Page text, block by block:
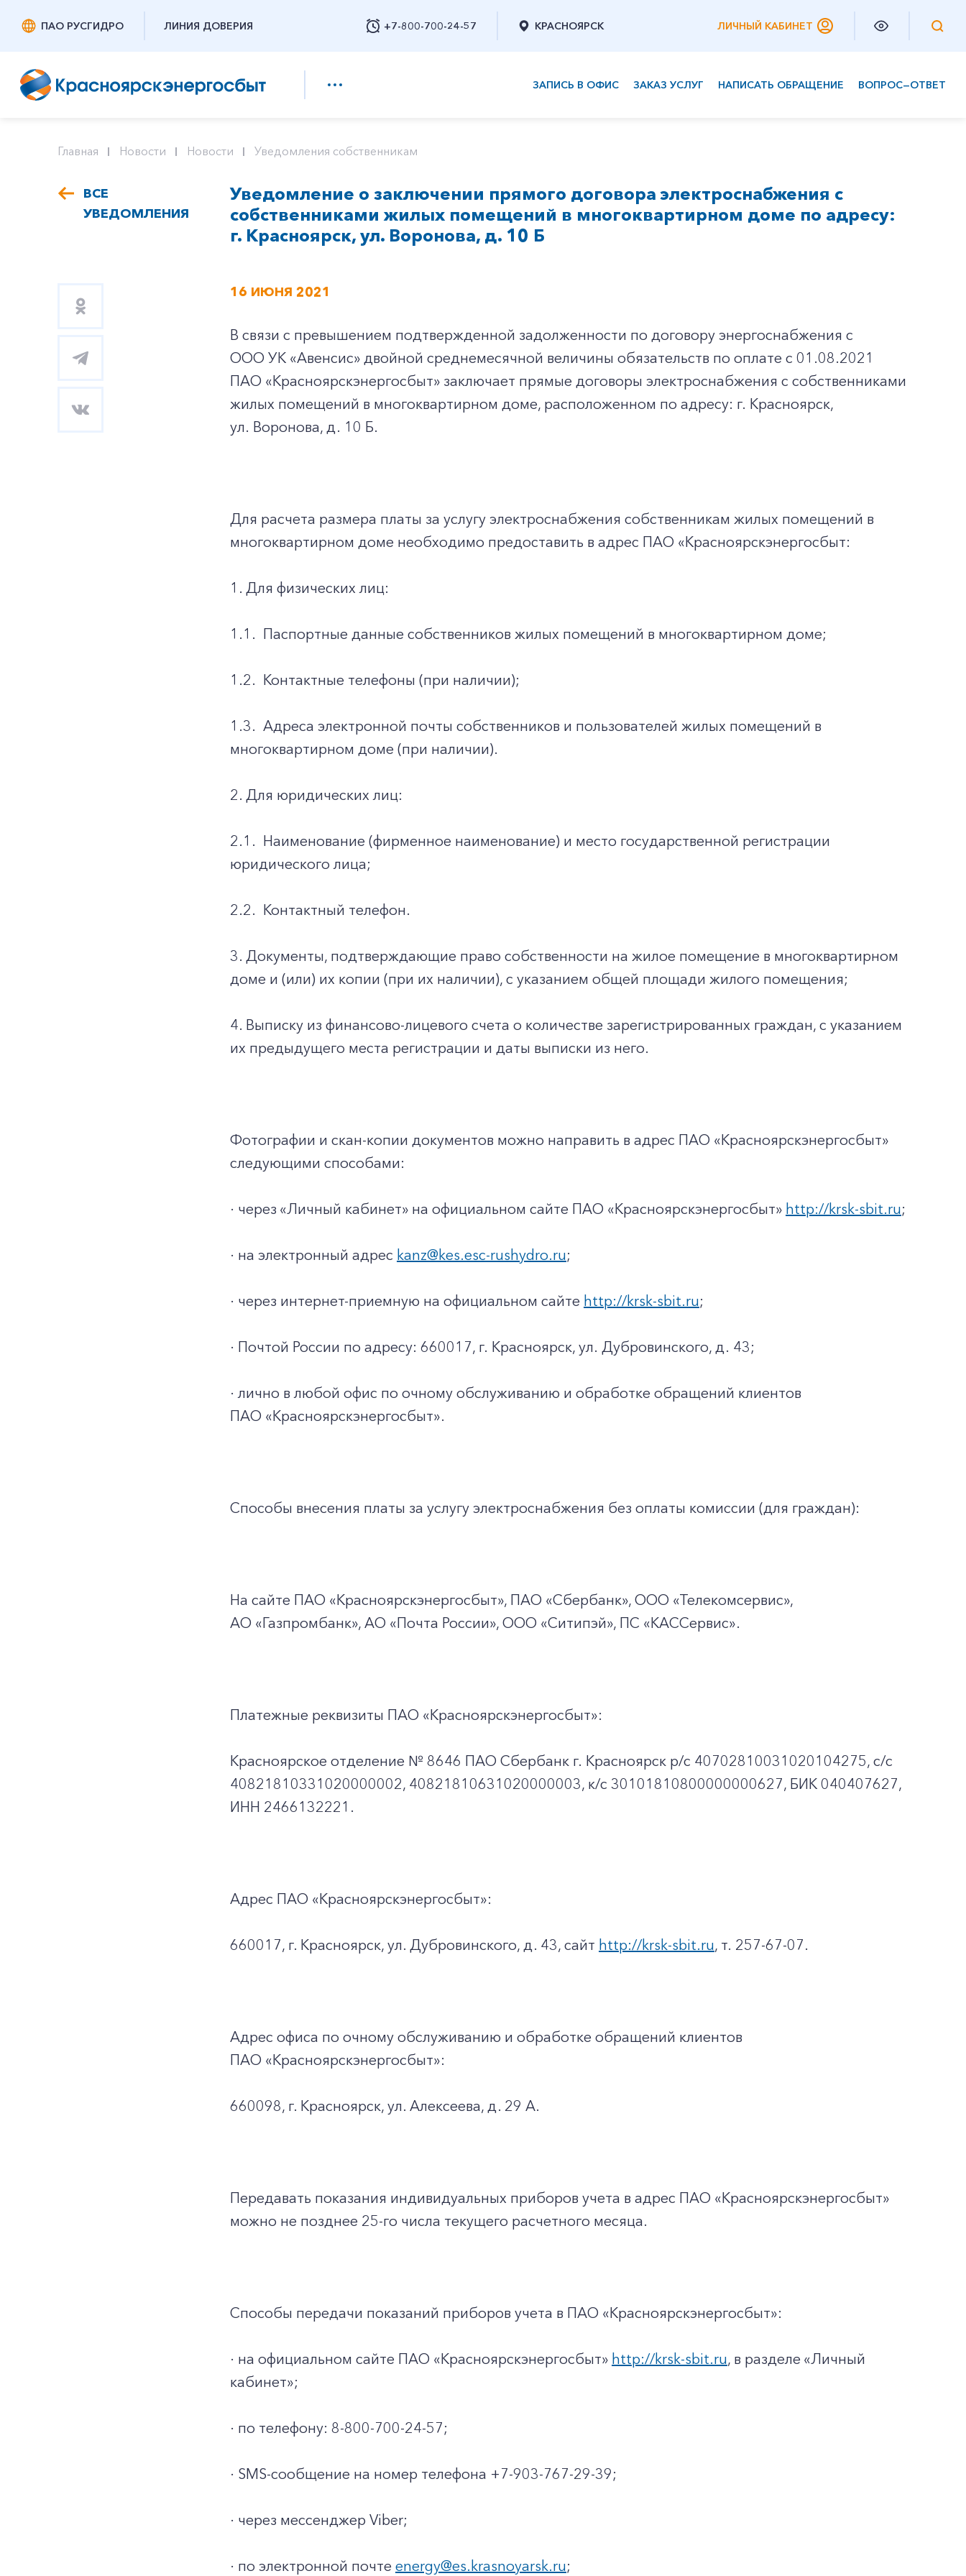
ПАО РУСГИДРО ЛИНИЯ ДОВЕРИЯ +7-800-700-24-57
Заказать обратный звонок
КРАСНОЯРСК ЛИЧНЫЙ КАБИНЕТ
ЗАПИСЬ В ОФИС ЗАКАЗ УСЛУГ НАПИСАТЬ ОБРАЩЕНИЕ ВОПРОС—ОТВЕТ
+7-800-700-24-57
Заказать обратный звонок
Частным клиентам
Главная Новости Новости Уведомления собственникам
ВСЕ
УВЕДОМЛЕНИЯ
Уведомление о заключении прямого договора электроснабжения с
собственниками жилых помещений в многоквартирном доме по адресу:
г. Красноярск, ул. Воронова, д. 10 Б
16 ИЮНЯ 2021
В связи с превышением подтвержденной задолженности по договору энергоснабжения с
ООО УК «Авенсис» двойной среднемесячной величины обязательств по оплате с 01.08.2021
ПАО «Красноярскэнергосбыт» заключает прямые договоры электроснабжения с собственниками
жилых помещений в многоквартирном доме, расположенном по адресу: г. Красноярск,
ул. Воронова, д. 10 Б.
Для расчета размера платы за услугу электроснабжения собственникам жилых помещений в
многоквартирном доме необходимо предоставить в адрес ПАО «Красноярскэнергосбыт:
1. Для физических лиц:
1.1. Паспортные данные собственников жилых помещений в многоквартирном доме;
1.2. Контактные телефоны (при наличии);
1.3. Адреса электронной почты собственников и пользователей жилых помещений в
многоквартирном доме (при наличии).
2. Для юридических лиц:
2.1. Наименование (фирменное наименование) и место государственной регистрации
юридического лица;
2.2. Контактный телефон.
3. Документы, подтверждающие право собственности на жилое помещение в многоквартирном
доме и (или) их копии (при их наличии), с указанием общей площади жилого помещения;
4. Выписку из финансово-лицевого счета о количестве зарегистрированных граждан, с указанием
их предыдущего места регистрации и даты выписки из него.
Фотографии и скан-копии документов можно направить в адрес ПАО «Красноярскэнергосбыт»
следующими способами:
· через «Личный кабинет» на официальном сайте ПАО «Красноярскэнергосбыт» http://krsk-sbit.ru;
· на электронный адрес kanz@kes.esc-rushydro.ru;
· через интернет-приемную на официальном сайте http://krsk-sbit.ru;
· Почтой России по адресу: 660017, г. Красноярск, ул. Дубровинского, д. 43;
· лично в любой офис по очному обслуживанию и обработке обращений клиентов
ПАО «Красноярскэнергосбыт».
Способы внесения платы за услугу электроснабжения без оплаты комиссии (для граждан):
На сайте ПАО «Красноярскэнергосбыт», ПАО «Сбербанк», ООО «Телекомсервис»,
АО «Газпромбанк», АО «Почта России», ООО «Ситипэй», ПС «КАССервис».
Платежные реквизиты ПАО «Красноярскэнергосбыт»:
Красноярское отделение № 8646 ПАО Сбербанк г. Красноярск p/c 40702810031020104275, с/с
40821810331020000002, 40821810631020000003, к/c 30101810800000000627, БИК 040407627,
ИНН 2466132221.
Адрес ПАО «Красноярскэнергосбыт»:
660017, г. Красноярск, ул. Дубровинского, д. 43, сайт http://krsk-sbit.ru, т. 257-67-07.
Адрес офиса по очному обслуживанию и обработке обращений клиентов
ПАО «Красноярскэнергосбыт»:
660098, г. Красноярск, ул. Алексеева, д. 29 А.
Передавать показания индивидуальных приборов учета в адрес ПАО «Красноярскэнергосбыт»
можно не позднее 25-го числа текущего расчетного месяца.
Способы передачи показаний приборов учета в ПАО «Красноярскэнергосбыт»:
· на официальном сайте ПАО «Красноярскэнергосбыт» http://krsk-sbit.ru, в разделе «Личный
кабинет»;
· по телефону: 8-800-700-24-57;
· SMS-сообщение на номер телефона +7-903-767-29-39;
· через мессенджер Viber;
· по электронной почте energy@es.krasnoyarsk.ru;